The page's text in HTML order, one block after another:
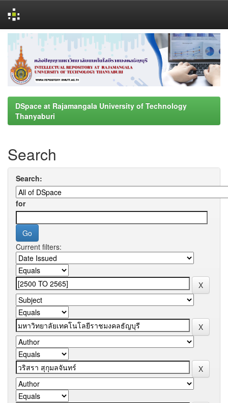
navigation
DSpace at Rajamangala University of Technology
Thanyaburi
Search
Search:
for
Current filters: